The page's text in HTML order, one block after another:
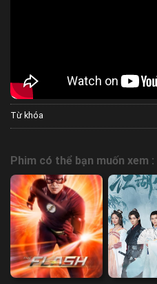
Từ khóa
Phim có thể bạn muốn xem :